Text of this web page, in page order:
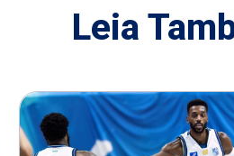
Leia